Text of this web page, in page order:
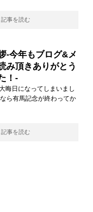
記事を読む
-今年もブログ&メ
み頂きありがとう
！-
晦日になってしまいまし
ら有馬記念が終わってか
記事を読む